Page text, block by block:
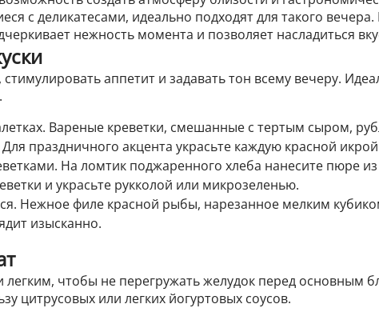
с деликатесами, идеально подходят для такого
нежность момента и позволяет насладиться
стимулировать аппетит и задавать тон всему вечеру.
Вареные креветки, смешанные с тертым сыром,
Для праздничного акцента украсьте каждую красной
На ломтик поджаренного хлеба нанесите пюре
и украсьте рукколой или микрозеленью.
Нежное филе красной рыбы, нарезанное мелким
изысканно.
чтобы не перегружать желудок перед основным
цитрусовых или легких йогуртовых соусов.